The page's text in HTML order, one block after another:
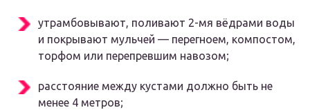
утрамбовывают, поливают 2-мя вёдрами воды
и покрывают мульчей — перегноем, компостом,
торфом или перепревшим навозом;
расстояние между кустами должно быть не
менее 4 метров;